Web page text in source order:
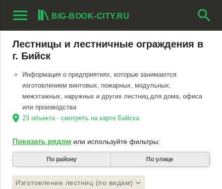
menu BIG-BOOK-CITY.RU search
Лестницы и лестничные ограждения в
г. Бийск
Информация о предприятиях, которые занимаются
изготовлением винтовых, пожарных, модульных,
межэтажных, наружных и других лестниц для дома, офиса
или производства
location_on 23 объекта - смотреть на карте Бийска
Показать рядом или используйте фильтры:
По району По улице
Изготовление лестниц (по видам)